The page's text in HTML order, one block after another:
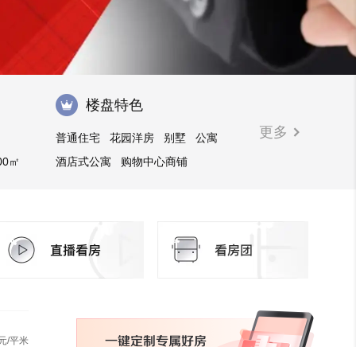
㎡
楼盘特色
普通住宅 花园洋房 别墅
公寓
酒店式公寓
购物中心商铺
更多
/平米